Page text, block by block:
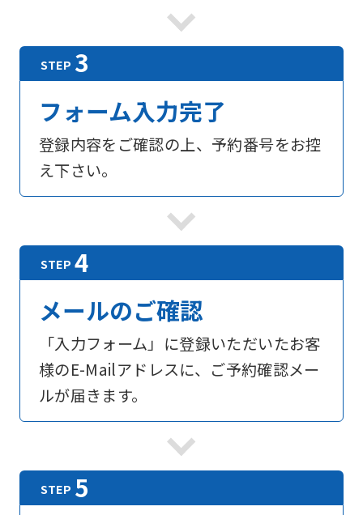
フォーム入力完了
登録内容をご確認の上、予約番号をお控
え下さい。
メールのご確認
「入力フォーム」に登録いただいたお客
様のE-Mailアドレスに、ご予約確認メー
ルが届きます。
For